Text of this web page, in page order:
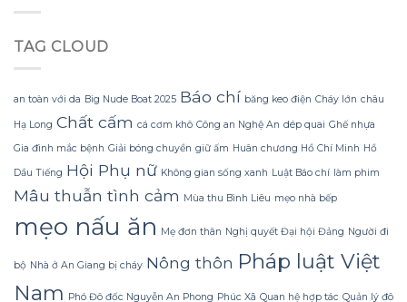
hình
không
phí
Quyết
dụng
Dừa
Tắm
Gừng
Homespa
TAG CLOUD
an toàn với da Big Nude Boat 2025 Báo chí băng keo điện Cháy lớn châu
Hạ Long Chất cấm cá cơm khô Công an Nghệ An dép quai Ghế nhựa
Gia đình mắc bệnh Giải bóng chuyền giữ ấm Huân chương Hồ Chí Minh Hồ
Dầu Tiếng Hội Phụ nữ Không gian sống xanh Luật Báo chí làm phim
Mâu thuẫn tình cảm Mùa thu Bình Liêu mẹo nhà bếp
mẹo nấu ăn Mẹ đơn thân Nghị quyết Đại hội Đảng Người đi
bộ Nhà ở An Giang bị cháy Nông thôn Pháp luật Việt
Nam Phó Đô đốc Nguyễn An Phong Phúc Xã Quan hệ hợp tác Quản lý đô